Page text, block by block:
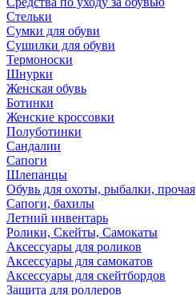
Стельки
Сумки для обуви
Сушилки для обуви
Термоноски
Шнурки
Женская обувь
Ботинки
Женские кроссовки
Полуботинки
Сандалии
Сапоги
Шлепанцы
Обувь для охоты, рыбалки, прочая
Сапоги, бахилы
Летний инвентарь
Ролики, Скейты, Самокаты
Аксессуары для роликов
Аксессуары для самокатов
Аксессуары для скейтбордов
Защита для роллеров